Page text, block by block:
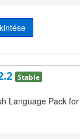
Stable
Language Pack